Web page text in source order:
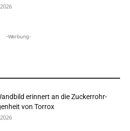
-Werbung-
erinnert an die Zuckerrohr-
von Torrox